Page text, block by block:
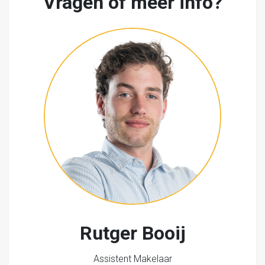
Rutger Booij
Assistent Makelaar